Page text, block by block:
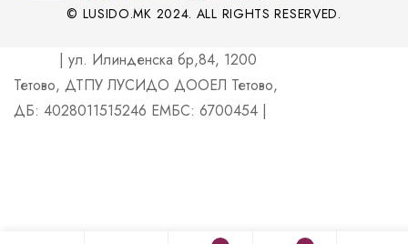
© LUSIDO.MK 2024. ALL RIGHTS RESERVED.
| ул. Илинденска бр,84, 1200
Тетово, ДТПУ ЛУСИДО ДООЕЛ Тетово,
ДБ: 4028011515246 ЕМБС: 6700454 |